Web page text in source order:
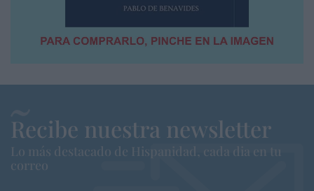
Recibe nuestra newsletter
Lo más destacado de Hispanidad, cada dia en tu
correo